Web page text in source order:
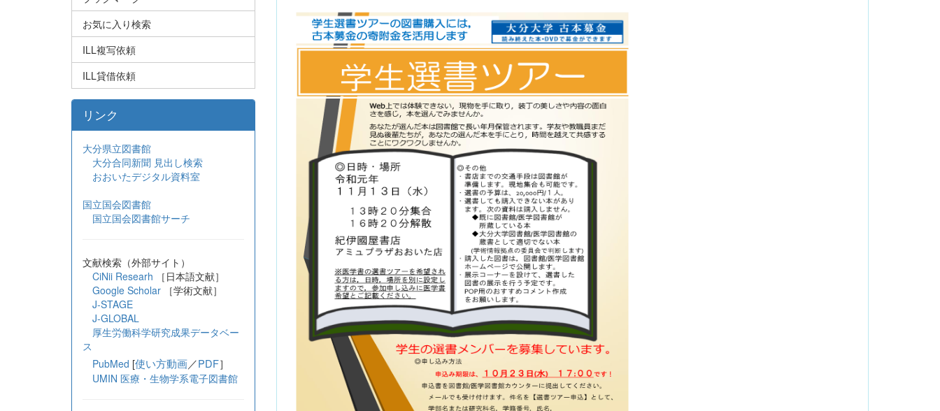
お気に入り検索
ILL複写依頼
ILL貸借依頼
リンク
大分県立図書館
大分合同新聞 見出し検索
おおいたデジタル資料室
国立国会図書館
国立国会図書館サーチ
文献検索（外部サイト）
CiNii Researh ［日本語文献］
Google Scholar
［学術文献］
J-STAGE
J-GLOBAL
厚生労働科学研究成果データベー
ス
PubMed [使い方動画／PDF］
UMIN 医療・生物学系電子図書館